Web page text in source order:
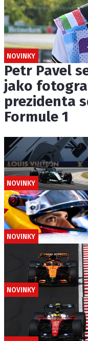
NOVINKY
Petr Pavel
jako
prezidenta
Formule 1
NOVINKY
NOVINKY
NOVINKY